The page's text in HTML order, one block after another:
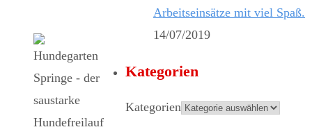
Arbeitseinsätze mit viel Spaß.
14/07/2019
Kategorien
Kategorien